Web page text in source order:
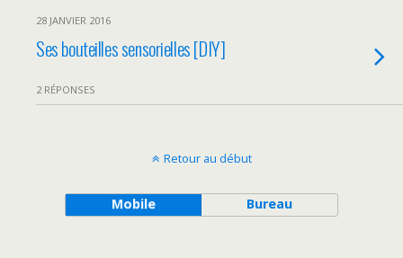
28 JANVIER 2016
Ses bouteilles sensorielles [DIY]
2 RÉPONSES
Retour au début
Mobile Bureau